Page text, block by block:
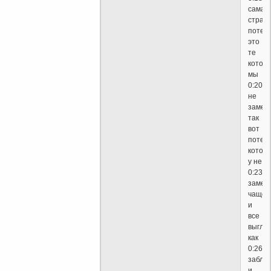
самая
это
те
мы
0:20
не
так
вот
у не
0:23
чаще
и
все
как
0:26